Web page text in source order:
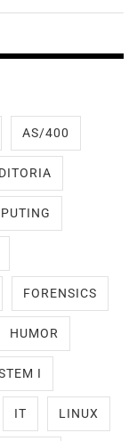
AS/400
FORENSICS
HUMOR
I
IT LINUX